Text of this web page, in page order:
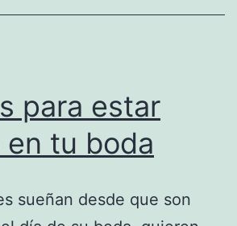
para estar
tu boda
sueñan desde que son